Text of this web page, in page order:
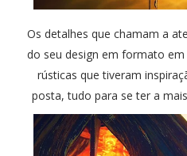
Os detalhes que chamam a
do seu design em formato
rústicas que tiveram
posta, tudo para se ter a